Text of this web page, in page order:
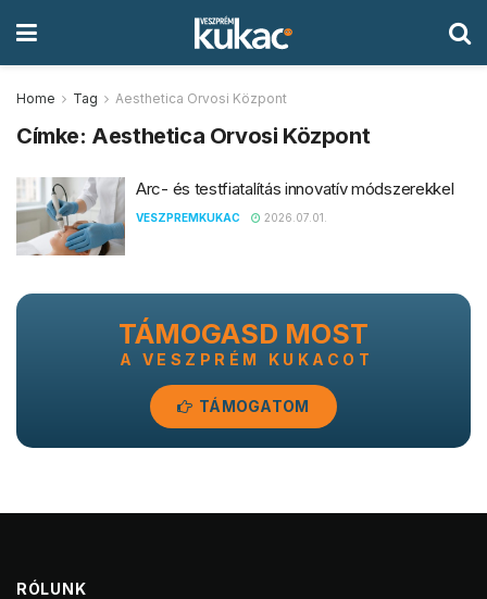
Home Tag Aesthetica Orvosi Központ
Címke: Aesthetica Orvosi Központ
Arc- és testfiatalítás innovatív módszerekkel
VESZPREMKUKAC 2026.07.01.
TÁMOGASD MOST
A VESZPRÉM KUKACOT
TÁMOGATOM
RÓLUNK